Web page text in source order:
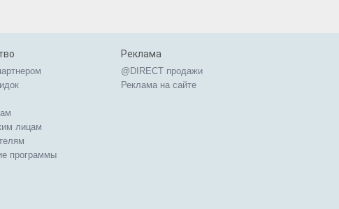
лицам
программы
Реклама
@DIRECT продажи
Реклама на сайте